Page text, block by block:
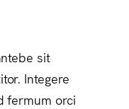
sit
Integere
fermum orci